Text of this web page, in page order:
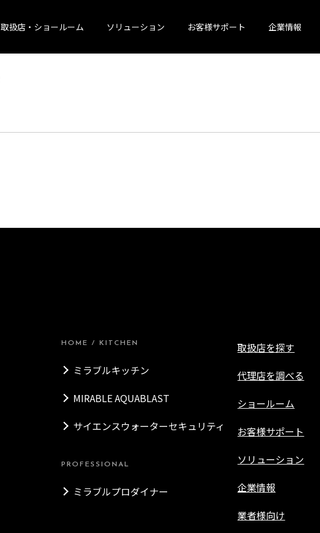
取扱店・ショールーム ソリューション お客様サポート 企業情報
HOME / KITCHEN
ミラブルキッチン
MIRABLE AQUABLAST
サイエンスウォーターセキュリティ
PROFESSIONAL
ミラブルプロダイナー
取扱店を探す
代理店を調べる
ショールーム
お客様サポート
ソリューション
企業情報
業者様向け